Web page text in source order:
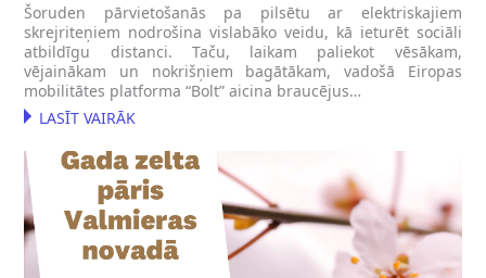
Šoruden pārvietošanās pa pilsētu ar elektriskajiem
skrejriteņiem nodrošina vislabāko veidu, kā ieturēt sociāli
atbildīgu distanci. Taču, laikam paliekot vēsākam,
vējainākam un nokrišņiem bagātākam, vadošā Eiropas
mobilitātes platforma “Bolt” aicina braucējus…
LASĪT VAIRĀK